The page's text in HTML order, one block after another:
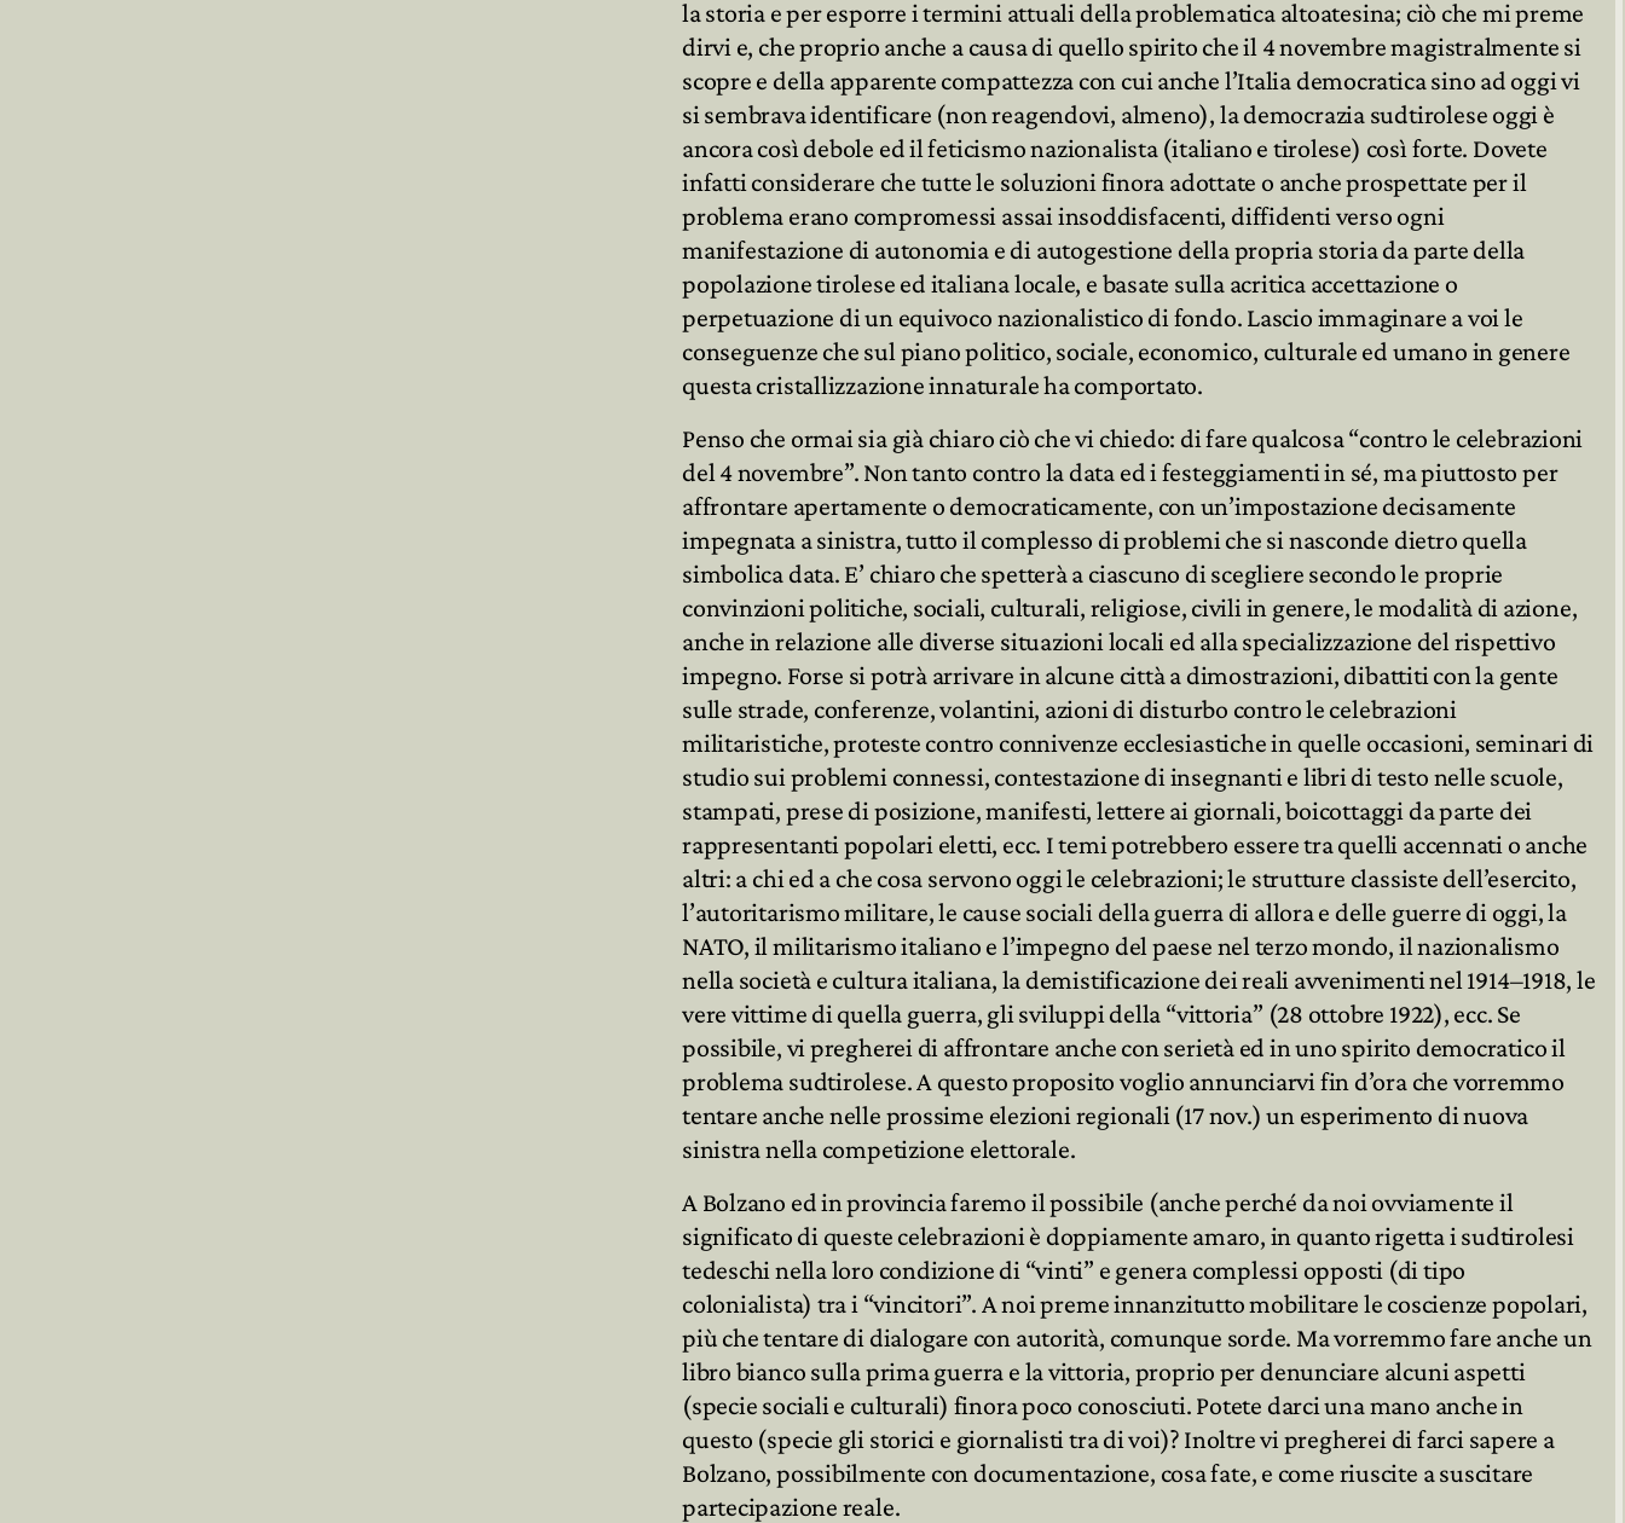
la storia e per esporre i termini attuali della problematica altoatesina; ciò che mi preme
dirvi e, che proprio anche a causa di quello spirito che il 4 novembre magistralmente si
scopre e della apparente compattezza con cui anche l’Italia democratica sino ad oggi vi
si sembrava identificare (non reagendovi, almeno), la democrazia sudtirolese oggi è
ancora così debole ed il feticismo nazionalista (italiano e tirolese) così forte. Dovete
infatti considerare che tutte le soluzioni finora adottate o anche prospettate per il
problema erano compromessi assai insoddisfacenti, diffidenti verso ogni
manifestazione di autonomia e di autogestione della propria storia da parte della
popolazione tirolese ed italiana locale, e basate sulla acritica accettazione o
perpetuazione di un equivoco nazionalistico di fondo. Lascio immaginare a voi le
conseguenze che sul piano politico, sociale, economico, culturale ed umano in genere
questa cristallizzazione innaturale ha comportato.
Penso che ormai sia già chiaro ciò che vi chiedo: di fare qualcosa “contro le celebrazioni
del 4 novembre”. Non tanto contro la data ed i festeggiamenti in sé, ma piuttosto per
affrontare apertamente o democraticamente, con un’impostazione decisamente
impegnata a sinistra, tutto il complesso di problemi che si nasconde dietro quella
simbolica data. E’ chiaro che spetterà a ciascuno di scegliere secondo le proprie
convinzioni politiche, sociali, culturali, religiose, civili in genere, le modalità di azione,
anche in relazione alle diverse situazioni locali ed alla specializzazione del rispettivo
impegno. Forse si potrà arrivare in alcune città a dimostrazioni, dibattiti con la gente
sulle strade, conferenze, volantini, azioni di disturbo contro le celebrazioni
militaristiche, proteste contro connivenze ecclesiastiche in quelle occasioni, seminari di
studio sui problemi connessi, contestazione di insegnanti e libri di testo nelle scuole,
stampati, prese di posizione, manifesti, lettere ai giornali, boicottaggi da parte dei
rappresentanti popolari eletti, ecc. I temi potrebbero essere tra quelli accennati o anche
altri: a chi ed a che cosa servono oggi le celebrazioni; le strutture classiste dell’esercito,
l’autoritarismo militare, le cause sociali della guerra di allora e delle guerre di oggi, la
NATO, il militarismo italiano e l’impegno del paese nel terzo mondo, il nazionalismo
nella società e cultura italiana, la demistificazione dei reali avvenimenti nel 1914–1918, le
vere vittime di quella guerra, gli sviluppi della “vittoria” (28 ottobre 1922), ecc. Se
possibile, vi pregherei di affrontare anche con serietà ed in uno spirito democratico il
problema sudtirolese. A questo proposito voglio annunciarvi fin d’ora che vorremmo
tentare anche nelle prossime elezioni regionali (17 nov.) un esperimento di nuova
sinistra nella competizione elettorale.
A Bolzano ed in provincia faremo il possibile (anche perché da noi ovviamente il
significato di queste celebrazioni è doppiamente amaro, in quanto rigetta i sudtirolesi
tedeschi nella loro condizione di “vinti” e genera complessi opposti (di tipo
colonialista) tra i “vincitori”. A noi preme innanzitutto mobilitare le coscienze popolari,
più che tentare di dialogare con autorità, comunque sorde. Ma vorremmo fare anche un
libro bianco sulla prima guerra e la vittoria, proprio per denunciare alcuni aspetti
(specie sociali e culturali) finora poco conosciuti. Potete darci una mano anche in
questo (specie gli storici e giornalisti tra di voi)? Inoltre vi pregherei di farci sapere a
Bolzano, possibilmente con documentazione, cosa fate, e come riuscite a suscitare
partecipazione reale.